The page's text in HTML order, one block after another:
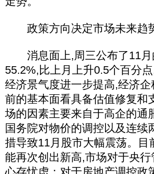
政策方向决定市场未来趋
消息面上,周三公布了11月
55.2%,比上月上升0.5个百分
经济景气度进一步提高,经济
前的基本面看具备估值修复和
场的因素主要来自于高企的通
国务院对物价的调控以及连
措导致11月股市大幅震荡。
能再次创出新高,市场对于央